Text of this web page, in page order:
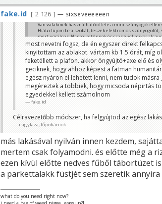
fake.id 2 126 — sixseveeeeeen
Van valakinek használható ötlete a mini szúnyogok
Hiába fújom be a szobát, teszek elektromos
mert ugrálnak. Nappal eltűnnek és csak éjjel mikor
Matthew99
most nevetni fogsz, de én egyszer direkt
kinyitottam az ablakot. vártam kb 1.5 órát, míg
feketéllett a plafon. akkor öngyújtó+axe elő és
geciknek, hogy ahhoz képest a fatman
egész nyáron el lehetett lenni, nem tudok
megéreztek a többiek, hogy micsoda népirtás
egyedekkel kellett számolnom
fake.id
Célravezetőbb módszer, ha felgyújtod az egész
nagylaza, főpohárnok
más lakásával nyilván innen kezdem,
mertem csak folyamodni. és előtte még a
ezen kívül előtte nedves fűből tábortüzet
a parkettalakk füstjét sem szeretik annyira
what do you need right now?